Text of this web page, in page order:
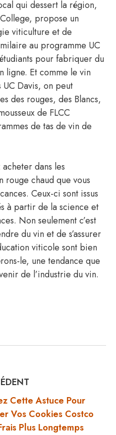
qui dessert la région,
propose un
viticulture et de
au programme UC
pour fabriquer du
ligne. Et comme le vin
Davis, on peut
des rouges, des Blancs,
de FLCC
de tas de vin de
dans les
rouge chaud que vous
Ceux-ci sont issus
à partir de la science et
Non seulement c’est
du vin et de s’assurer
viticole sont bien
le, une tendance que
de l’industrie du vin.
Cette Astuce Pour
Vos Cookies Costco
Plus Longtemps